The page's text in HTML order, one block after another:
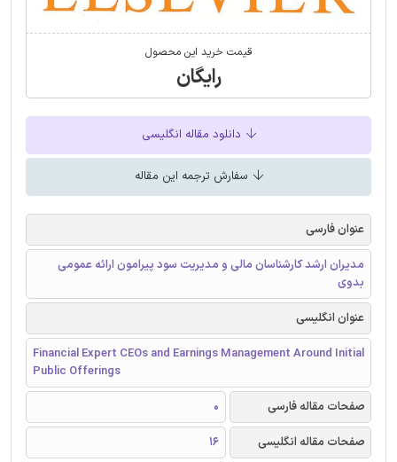
قیمت خرید این محصول
رایگان
دانلود مقاله انگلیسی
سفارش ترجمه این مقاله
عنوان فارسی
مدیران ارشد کارشناسان مالی و مدیریت سود پیرامون ارائه عمومی
بدوی
عنوان انگلیسی
Financial Expert CEOs and Earnings Management Around Initial
Public Offerings
صفحات مقاله فارسی
0
صفحات مقاله انگلیسی
16